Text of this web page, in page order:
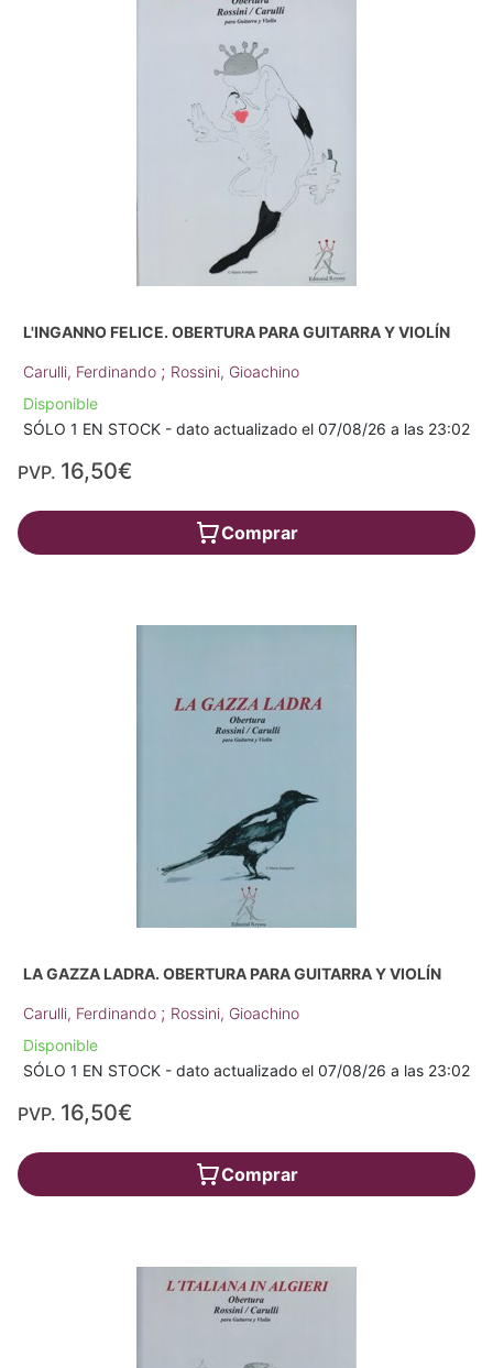
L'INGANNO FELICE. OBERTURA PARA GUITARRA Y VIOLÍN
Carulli, Ferdinando ; Rossini, Gioachino
Disponible
SÓLO 1 EN STOCK - dato actualizado el 07/08/26 a las 23:02
PVP. 16,50€
Comprar
LA GAZZA LADRA. OBERTURA PARA GUITARRA Y VIOLÍN
Carulli, Ferdinando ; Rossini, Gioachino
Disponible
SÓLO 1 EN STOCK - dato actualizado el 07/08/26 a las 23:02
PVP. 16,50€
Comprar